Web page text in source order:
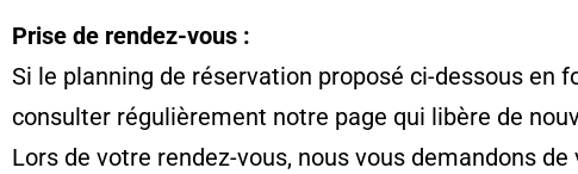
Prise de rendez-vous :
Si le planning de réservation proposé ci-dessous
consulter régulièrement notre page qui libère de
Lors de votre rendez-vous, nous vous demandons